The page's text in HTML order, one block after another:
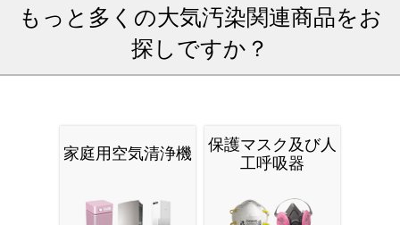
もっと多くの大気汚染関連商品をお
探しですか？
家庭用空気清浄機
保護マスク及び人
工呼吸器